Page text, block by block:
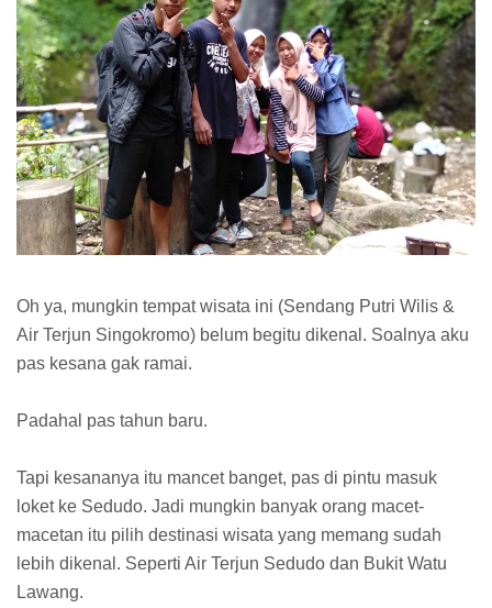
Oh ya, mungkin tempat wisata ini (Sendang Putri Wilis &
Air Terjun Singokromo) belum begitu dikenal. Soalnya aku
pas kesana gak ramai.
Padahal pas tahun baru.
Tapi kesananya itu mancet banget, pas di pintu masuk
loket ke Sedudo. Jadi mungkin banyak orang macet-
macetan itu pilih destinasi wisata yang memang sudah
lebih dikenal. Seperti Air Terjun Sedudo dan Bukit Watu
Lawang.